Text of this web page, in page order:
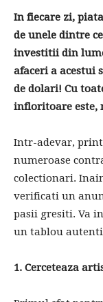
In fiecare zi,
de unele dintre
investitii din
afaceri a acestui
de dolari! Cu
infloritoare este,
Intr-adevar,
numeroase
colectionari.
verificati un
pasii gresiti. Va
un tablou
1. Cerceteaza